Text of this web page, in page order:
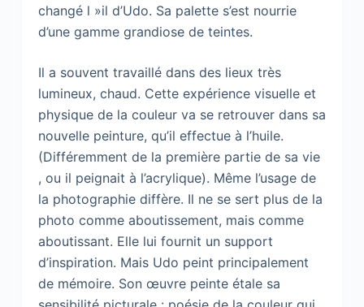
changé l »il d’Udo. Sa palette s’est nourrie
d’une gamme grandiose de teintes.
Il a souvent travaillé dans des lieux très
lumineux, chaud. Cette expérience visuelle et
physique de la couleur va se retrouver dans sa
nouvelle peinture, qu’il effectue à l’huile.
(Différemment de la première partie de sa vie
, ou il peignait à l’acrylique). Même l’usage de
la photographie diffère. Il ne se sert plus de la
photo comme aboutissement, mais comme
aboutissant. Elle lui fournit un support
d’inspiration. Mais Udo peint principalement
de mémoire. Son œuvre peinte étale sa